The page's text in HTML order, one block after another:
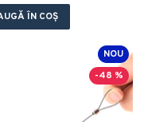
ÎN COŞ
NOU
-48 %